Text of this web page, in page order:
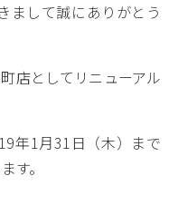
まして誠にありがとう
店としてリニューアル
年1月31日（木）まで
す。